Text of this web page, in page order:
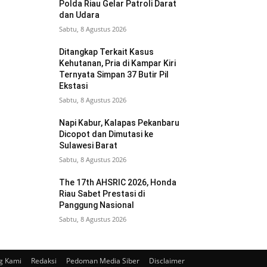
Polda Riau Gelar Patroli Darat
dan Udara
Sabtu, 8 Agustus 2026
Ditangkap Terkait Kasus
Kehutanan, Pria di Kampar Kiri
Ternyata Simpan 37 Butir Pil
Ekstasi
Sabtu, 8 Agustus 2026
Napi Kabur, Kalapas Pekanbaru
Dicopot dan Dimutasi ke
Sulawesi Barat
Sabtu, 8 Agustus 2026
The 17th AHSRIC 2026, Honda
Riau Sabet Prestasi di
Panggung Nasional
Sabtu, 8 Agustus 2026
Kami Redaksi Pedoman Media Siber Disclaimer